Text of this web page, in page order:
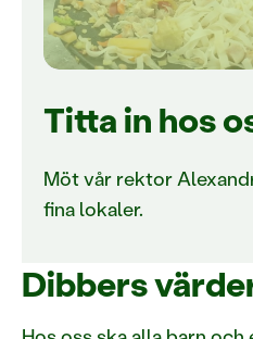
Titta in hos
Möt vår rektor
fina lokaler.
Dibbers